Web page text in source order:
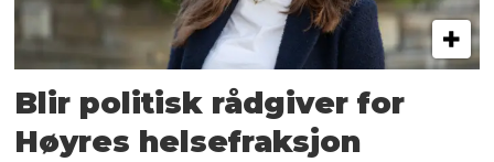
Blir politisk rådgiver for
Høyres helsefraksjon